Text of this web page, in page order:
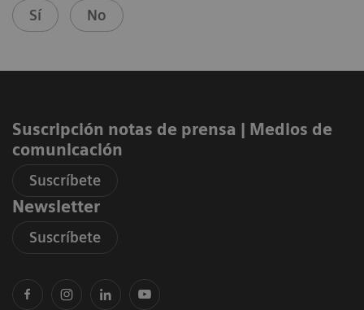
Sí No
Suscripción notas de prensa ​| Medios de
comunicación
Suscríbete
Newsletter
Suscríbete